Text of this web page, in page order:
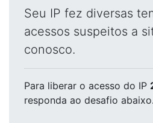
Seu IP fez diversas
acessos suspeitos a
conosco.
Para liberar o acesso do IP
responda ao desafio abaixo.